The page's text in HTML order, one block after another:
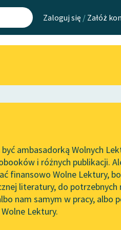
Zaloguj się / Załóż
Wolnych Lektur
PMH
Wolnych Lektur
O
ambasadorką Wolnych
i różnych publikacji.
finansowo Wolne Lektury,
literatury, do potrzebnych
nam samym w pracy, albo
Lektury.